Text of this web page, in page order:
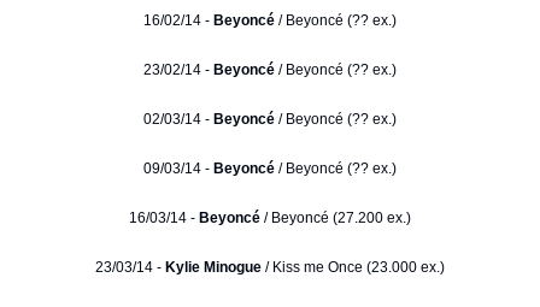
16/02/14 - Beyoncé / Beyoncé (?? ex.)
23/02/14 - Beyoncé / Beyoncé (?? ex.)
02/03/14 - Beyoncé / Beyoncé (?? ex.)
09/03/14 - Beyoncé / Beyoncé (?? ex.)
16/03/14 - Beyoncé / Beyoncé (27.200 ex.)
23/03/14 - Kylie Minogue / Kiss me Once (23.000 ex.)